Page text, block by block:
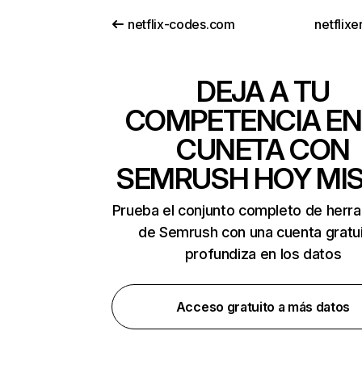
netflix-codes.com
DEJA A TU
COMPETENCIA
CUNETA CON
SEMRUSH HOY
Prueba el conjunto completo de
de Semrush con una cuenta
profundiza en los datos
Acceso gratuito a más datos